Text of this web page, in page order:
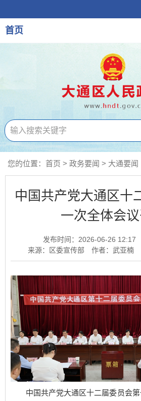
首页
您的位置： 首页 > 政务要闻 > 大通要闻
中国共产党大通区十
一次全体会
发布时间：2026-06-26 12:17
来源：区委宣传部
作者：武亚楠
中国共产党大通区十二届委员会